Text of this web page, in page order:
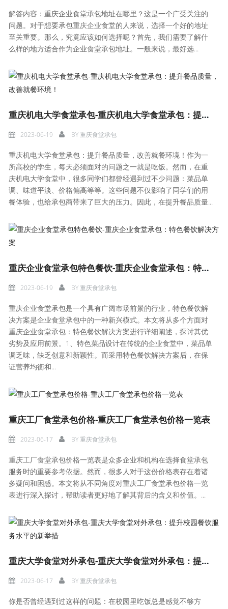
解答内容：重庆企业食堂承包地址在哪里？这是一个广受关注的
问题。对于想要承包重庆企业食堂的人来说，选择一个好的地址
至关重要。那么，究竟应该如何选择呢？首先，我们需要了解什
么样的地方适合作为企业食堂承包地址。一般来说，最好选...
重庆机电大学食堂承包-重庆机电大学食堂承包：提升餐品质量，改善就餐环境！
2023-06-19 BY重庆食堂承包
重庆机电大学食堂承包：提升餐品质量，改善就餐环境！作为一
所高校的学生，每天必须面对的问题之一就是吃饭。然而，在重
庆机电大学食堂中，很多同学们都曾经遇到过不少问题：菜品单
调、味道平淡、价格偏高等等。这些问题不仅影响了同学们的用
餐体验，也给承包商带来了巨大的压力。因此，在提升餐品质量...
重庆企业食堂承包特色餐饮-重庆企业食堂承包：特色餐饮解决方案
2023-06-19 BY重庆食堂承包
重庆企业食堂承包是一个具有广阔市场前景的行业，特色餐饮解
决方案是企业食堂承包中的一种新兴模式。本文将从多个方面对
重庆企业食堂承包：特色餐饮解决方案进行详细阐述，探讨其优
劣势及应用前景。1、特色菜品设计在传统的企业食堂中，菜品单
调乏味，缺乏创意和新颖性。而采用特色餐饮解决方案后，在保
证营养均衡和...
重庆工厂食堂承包价格-重庆工厂食堂承包价格一览表
2023-06-17 BY重庆食堂承包
重庆工厂食堂承包价格一览表是众多企业和机构在选择食堂承包
服务时的重要参考依据。然而，很多人对于这份价格表存在着诸
多疑问和困惑。本文将从不同角度对重庆工厂食堂承包价格一览
表进行深入探讨，帮助读者更好地了解其背后的含义和价值。...
重庆大学食堂对外承包-重庆大学食堂对外承包：提升校园餐饮服务水平的新举措
2023-06-17 BY重庆食堂承包
你是否曾经遇到过这样的问题：在校园里吃饭总是感觉不够方